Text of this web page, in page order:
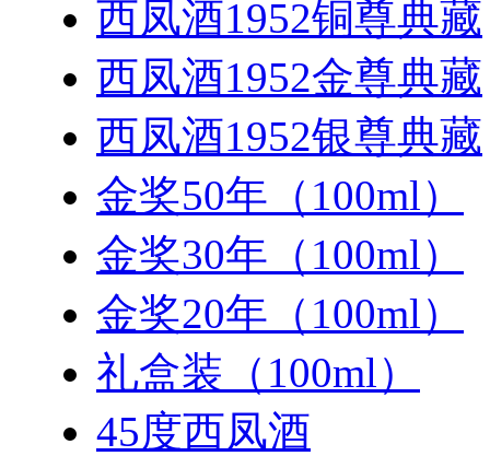
西凤酒1952铜尊典藏
西凤酒1952金尊典藏
西凤酒1952银尊典藏
金奖50年（100ml）
金奖30年（100ml）
金奖20年（100ml）
礼盒装（100ml）
45度西凤酒